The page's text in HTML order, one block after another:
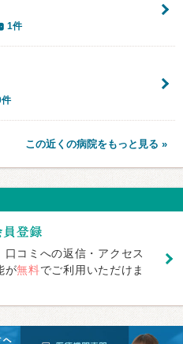
1件
この近くの病院をもっと見る »
口コミへの返信・アクセス
が無料でご利用いただけま